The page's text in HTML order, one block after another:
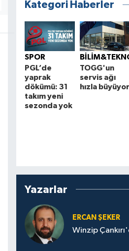
Kategori Haberler
SPOR
PGL’de
yaprak
dökümü: 31
takım yeni
sezonda yok
TOGG'un
servis ağı
hızla büyüyor
Yazarlar
ERCAN ŞEKER
Winzip